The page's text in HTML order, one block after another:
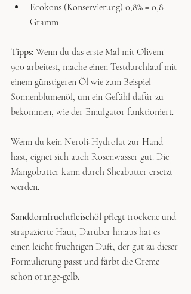
Ecokons (Konservierung)	0,8% = 0,8
Gramm
Tipps: Wenn du das erste Mal mit Olivem
900 arbeitest, mache einen Testdurchlauf mit
einem günstigeren Öl wie zum Beispiel
Sonnenblumenöl, um ein Gefühl dafür zu
bekommen, wie der Emulgator funktioniert.
Wenn du kein Neroli-Hydrolat zur Hand
hast, eignet sich auch Rosenwasser gut. Die
Mangobutter kann durch Sheabutter ersetzt
werden.
Sanddornfruchtfleischöl pflegt trockene und
strapazierte Haut, Darüber hinaus hat es
einen leicht fruchtigen Duft, der gut zu dieser
Formulierung passt und färbt die Creme
schön orange-gelb.